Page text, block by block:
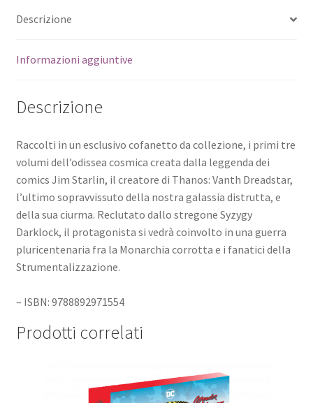
Descrizione
Informazioni aggiuntive
Descrizione
Raccolti in un esclusivo cofanetto da collezione, i primi tre
volumi dell’odissea cosmica creata dalla leggenda dei
comics Jim Starlin, il creatore di Thanos: Vanth Dreadstar,
l’ultimo sopravvissuto della nostra galassia distrutta, e
della sua ciurma. Reclutato dallo stregone Syzygy
Darklock, il protagonista si vedrà coinvolto in una guerra
pluricentenaria fra la Monarchia corrotta e i fanatici della
Strumentalizzazione.
– ISBN: 9788892971554
Prodotti correlati